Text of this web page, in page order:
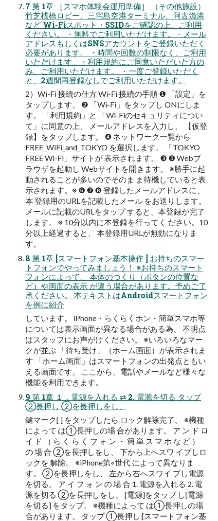
7 第 1章 ［スマホ体験会運用準備］ （その他施設）
竹芝桟橋ロビー、三宅島空港ターミナル、阿古漁港
など Wi-Fiスポット・SSIDをご確認の上、ご利用
ください。 ・無料でご利用いただけます。・メール
アドレスもしくはSNSアカウントをご登録いただく
必要があります。 ・時間や回数の制限なく、ご利用
いただけます。・利用規約にご同意いただいた方の
み、ご利用いただけます。 ・一度ご登録いただく
と、2週間再登録なしでご利用いただけます。
2）Wi-Fi 接続の仕方 Wi-Fi 接続の手順 ❶ 「設定」を
タップします。 ❷ 「Wi-Fi」をタップし ONにしま
す。 「利用規約」と 「Wi-Fiのセキュリティについ
て」に同意の上、 メールアドレスを入力し、 【仮登
録】をタップします。 ❹ ネットワーク一覧から
FREE_WiFi_and_TOKYO を選択します。 「TOKYO
FREE Wi-Fi」サイトが 表示されます。 ❸ ❺ Webブ
ラウザを起動し Webサイトを開きます。 ※勝手に起
動されることが多いのでそのま ま待機していると表
示されます。※ ❻ ❼ ❽ 登録したメールアドレスに、
本 登録用のURLを記載したメール をお送りします。
メールに記載のURLをタップ すると、本登録が完了
します。 ※ 10分以内に本登録を行ってく ださい。10
分以上経過すると、 本登録用URLが無効になりま
す。
8 第 1章 [スマートフォン基本操作 ] お持ちのスマー
トフォンでやってみましょう！ ※お持ちのスマート
フォンによって、 本体のつくり（ボタンの位置な
ど）や画面の表示 が違う場合があります。予めご了
承ください。 本テキストはAndroidスマートフォン
を例に紹介
しています。 iPhone・らくらくホン・簡単スマホ等
については表示画面が異なる場合がある為、 不明点
はスタッフにお声がけください。 ※いろいろなマー
クが並ぶ 「待ち受け」（ホーム画面）が表示されま
す 「ホーム画面」はスマートフォンの出発点ともい
える画面です。 ここから、電話やメールなど様々な
機能を利用できます。
9 第 1章 １．電源を入れる ⇄ 2. 電源を切る タップ
②長押し ②を長押しをし、
鍵マーク[ ] をタップしたら ロック解除完了。 ※機種
によって は①長押しの場 合があります。 ア ン ド ロ
イ ド （ ら く ら く フ ォ ン ・ 簡 単 ス マ ホ な ど ）
の 場 合 ②を長押しをし、 下から上へスワ イプしロ
ックを 解除。 ※iPhone第◦世代 によって異なりま
す。 ②を長押しをし、 左から右へスワイ プし電源
を切る。 ア イ フ ォ ン の 場 合 1. 電源を入れる 2. 電
源を切る ②を長押しをし、 [電源]をタップ し[電源
を切る] をタップ。 ※機種によって は①長押しの場
合があります。 タップ ①長押し [スマートフォン基